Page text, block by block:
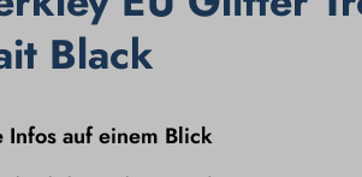
Fluo Red Neon Blue
Black
Infos auf einem Blick